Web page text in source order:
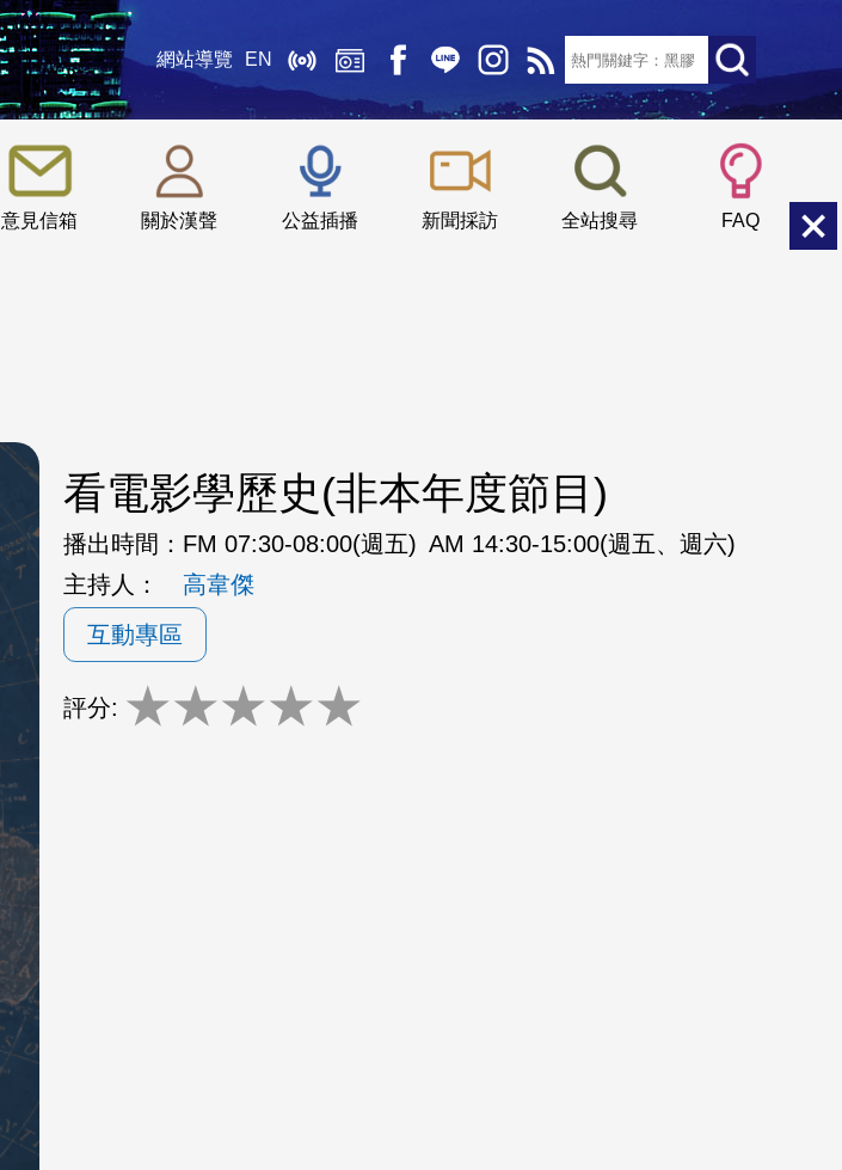
網站導覽 EN
意見信箱 關於漢聲 公益插播 新聞採訪 全站搜尋 FAQ
::: 小 中
看電影學歷史(非本年度節目)
播出時間： FM 07:30-08:00(週五) AM 14:30-15:00(週五、週六)
主持人：
高韋傑
互動專區
評分: ★★★★★